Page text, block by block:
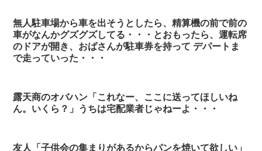
無人駐車場から車を出そうとしたら、精算機の前で前の
車がなんかグズグズしてる・・・とおもったら、運転席
のドアが開き、おばさんが駐車券を持って デパートま
で走っていった・・・
露天商のオバハン「これなー、ここに送ってほしいね
ん。いくら？」うちは宅配業者じゃねーよ・・・
友人「子供会の集まりがあるからパンを焼いて欲しい」